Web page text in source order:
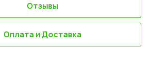
Отзывы
Оплата и Доставка